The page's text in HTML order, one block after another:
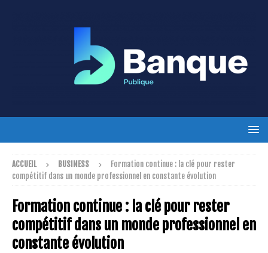
ACCUEIL BUSINESS
Formation continue : la clé pour rester
compétitif dans un monde professionnel en constante évolution
Formation continue : la clé pour rester
compétitif dans un monde professionnel en
constante évolution